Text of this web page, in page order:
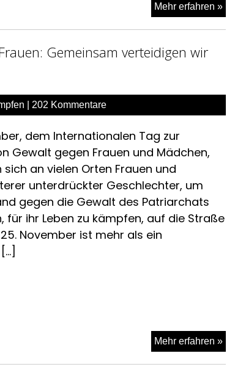
Mehr erfahren »
Gemeinsam verteidigen wir
202 Kommentare
dem Internationalen Tag zur
Gewalt gegen Frauen und Mädchen,
an vielen Orten Frauen und
unterdrückter Geschlechter, um
gegen die Gewalt des Patriarchats
für ihr Leben zu kämpfen, auf die Straße
November ist mehr als ein
Mehr erfahren »